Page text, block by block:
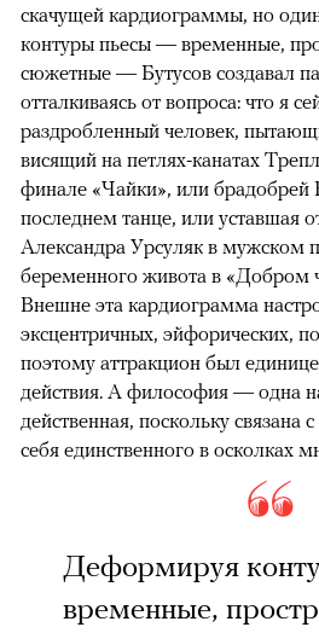
скачущей кардиограммы, но
контуры пьесы — временные,
сюжетные — Бутусов создавал
отталкиваясь от вопроса: что я
раздробленный человек,
висящий на петлях-канатах
финале «Чайки», или
последнем танце, или
Александра Урсуляк в мужском
беременного живота в «Добром
Внешне эта кардиограмма
эксцентричных, эйфорических,
поэтому аттракцион был
действия. А философия — одна
действенная, поскольку связана
себя единственного в осколках
Деформируя
временные,